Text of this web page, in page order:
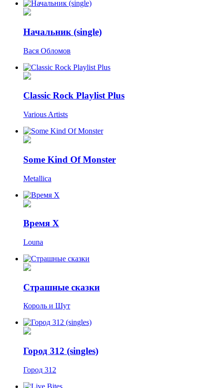
Начальник (single)
Вася Обломов
Classic Rock Playlist Plus
Various Artists
Some Kind Of Monster
Metallica
Время Х
Louna
Страшные сказки
Король и Шут
Город 312 (singles)
Город 312